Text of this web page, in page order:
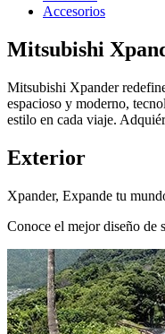
Accesorios
Mitsubishi
Mitsubishi Xpander
espacioso y moderno,
estilo en cada viaje.
Exterior
Xpander, Expande tu
Conoce el mejor diseño de